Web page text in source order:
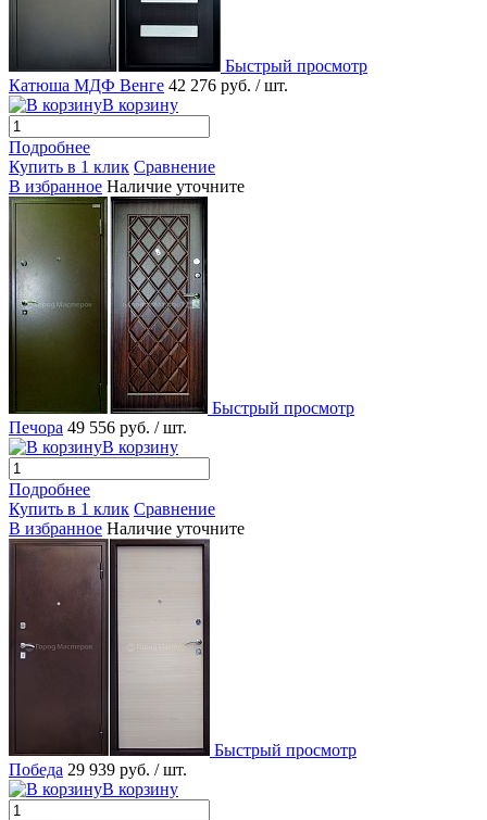
Быстрый просмотр
Катюша МДФ Венге 42 276 руб. / шт.
В корзину
Подробнее
Купить в 1 клик Сравнение
В избранное Наличие уточните
Быстрый просмотр
Печора 49 556 руб. / шт.
В корзину
Подробнее
Купить в 1 клик Сравнение
В избранное Наличие уточните
Быстрый просмотр
Победа 29 939 руб. / шт.
В корзину